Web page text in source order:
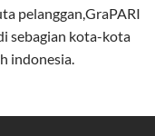
pelanggan,GraPARI
sebagian kota-kota
indonesia.